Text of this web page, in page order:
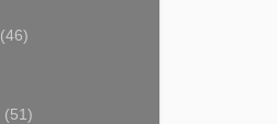
(46)
(51)